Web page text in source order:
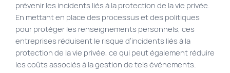
prévenir les incidents liés à la protection de la vie privée.
En mettant en place des processus et des politiques
pour protéger les renseignements personnels, ces
entreprises réduisent le risque d’incidents liés à la
protection de la vie privée, ce qui peut également réduire
les coûts associés à la gestion de tels événements.